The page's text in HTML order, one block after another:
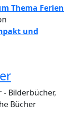
Thema Ferien
und
Bilderbücher,
Bücher